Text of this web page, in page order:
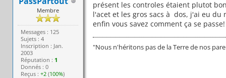
Membre
Messages : 125
Sujets : 4
Inscription : Jan.
2003
Réputation : 1
Donnés : 0
Reçus :+2 (100%)
présent les controles étaient plutot
l'acet et les gros sacs à dos, j'ai eu
enfin vous savez comment ça se passe!
"Nous n'héritons pas de la Terre de nos